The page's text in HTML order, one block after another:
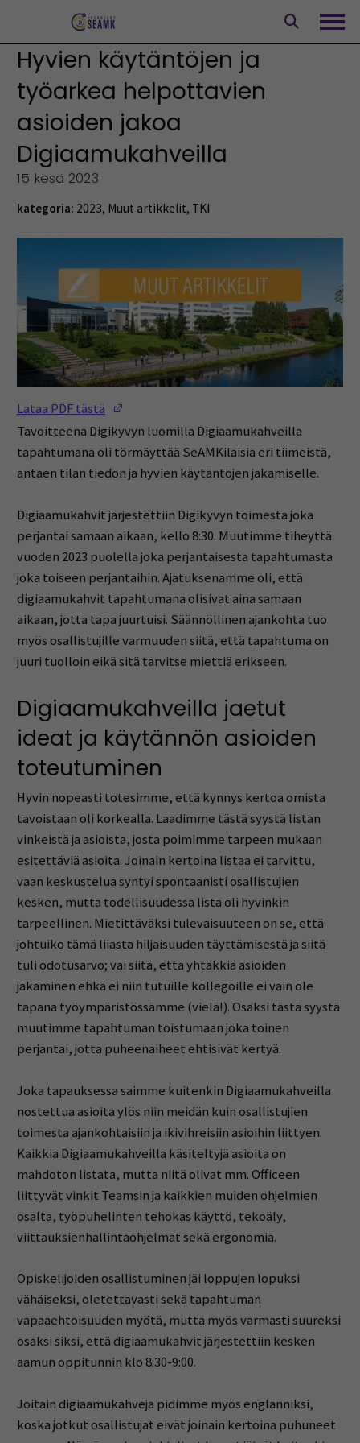
Hyvien käytäntöjen ja
työarkea helpottavien
asioiden jakoa
Digiaamukahveilla
15 kesä 2023
kategoria: 2023, Muut artikkelit, TKI
Lataa PDF tästä
Tavoitteena Digikyvyn luomilla Digiaamukahveilla
tapahtumana oli törmäyttää SeAMKilaisia eri tiimeistä,
antaen tilan tiedon ja hyvien käytäntöjen jakamiselle.
Digiaamukahvit järjestettiin Digikyvyn toimesta joka
perjantai samaan aikaan, kello 8:30. Muutimme tiheyttä
vuoden 2023 puolella joka perjantaisesta tapahtumasta
joka toiseen perjantaihin. Ajatuksenamme oli, että
digiaamukahvit tapahtumana olisivat aina samaan
aikaan, jotta tapa juurtuisi. Säännöllinen ajankohta tuo
myös osallistujille varmuuden siitä, että tapahtuma on
juuri tuolloin eikä sitä tarvitse miettiä erikseen.
Digiaamukahveilla jaetut
ideat ja käytännön asioiden
toteutuminen
Hyvin nopeasti totesimme, että kynnys kertoa omista
tavoistaan oli korkealla. Laadimme tästä syystä listan
vinkeistä ja asioista, josta poimimme tarpeen mukaan
esitettäviä asioita. Joinain kertoina listaa ei tarvittu,
vaan keskustelua syntyi spontaanisti osallistujien
kesken, mutta todellisuudessa lista oli hyvinkin
tarpeellinen. Mietittäväksi tulevaisuuteen on se, että
johtuiko tämä liiasta hiljaisuuden täyttämisestä ja siitä
tuli odotusarvo; vai siitä, että yhtäkkiä asioiden
jakaminen ehkä ei niin tutuille kollegoille ei vain ole
tapana työympäristössämme (vielä!). Osaksi tästä syystä
muutimme tapahtuman toistumaan joka toinen
perjantai, jotta puheenaiheet ehtisivät kertyä.
Joka tapauksessa saimme kuitenkin Digiaamukahveilla
nostettua asioita ylös niin meidän kuin osallistujien
toimesta ajankohtaisiin ja ikivihreisiin asioihin liittyen.
Kaikkia Digiaamukahveilla käsiteltyjä asioita on
mahdoton listata, mutta niitä olivat mm. Officeen
liittyvät vinkit Teamsin ja kaikkien muiden ohjelmien
osalta, työpuhelinten tehokas käyttö, tekoäly,
viittauksienhallintaohjelmat sekä ergonomia.
Opiskelijoiden osallistuminen jäi loppujen lopuksi
vähäiseksi, oletettavasti sekä tapahtuman
vapaaehtoisuuden myötä, mutta myös varmasti suureksi
osaksi siksi, että digiaamukahvit järjestettiin kesken
aamun oppitunnin klo 8:30-9:00.
Joitain digiaamukahveja pidimme myös englanniksi,
koska jotkut osallistujat eivät joinain kertoina puhuneet